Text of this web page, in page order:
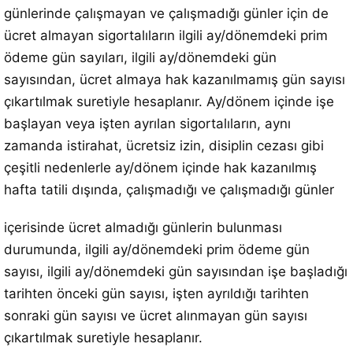
günlerinde çalışmayan ve çalışmadığı günler için de
ücret almayan sigortalıların ilgili ay/dönemdeki prim
ödeme gün sayıları, ilgili ay/dönemdeki gün
sayısından, ücret almaya hak kazanılmamış gün sayısı
çıkartılmak suretiyle hesaplanır. Ay/dönem içinde işe
başlayan veya işten ayrılan sigortalıların, aynı
zamanda istirahat, ücretsiz izin, disiplin cezası gibi
çeşitli nedenlerle ay/dönem içinde hak kazanılmış
hafta tatili dışında, çalışmadığı ve çalışmadığı günler
içerisinde ücret almadığı günlerin bulunması
durumunda, ilgili ay/dönemdeki prim ödeme gün
sayısı, ilgili ay/dönemdeki gün sayısından işe başladığı
tarihten önceki gün sayısı, işten ayrıldığı tarihten
sonraki gün sayısı ve ücret alınmayan gün sayısı
çıkartılmak suretiyle hesaplanır.